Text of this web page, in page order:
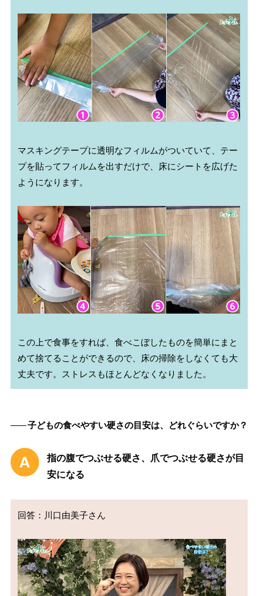
マスキングテープに透明なフィルムがついていて、テー
プを貼ってフィルムを出すだけで、床にシートを広げた
ようになります。
この上で食事をすれば、食べこぼしたものを簡単にまと
めて捨てることができるので、床の掃除をしなくても大
――子どもの食べやすい硬さの目安は、どれぐらいですか？
指の腹でつぶせる硬さ、爪でつぶせる硬さが目
安になる
回答：川口由美子さん